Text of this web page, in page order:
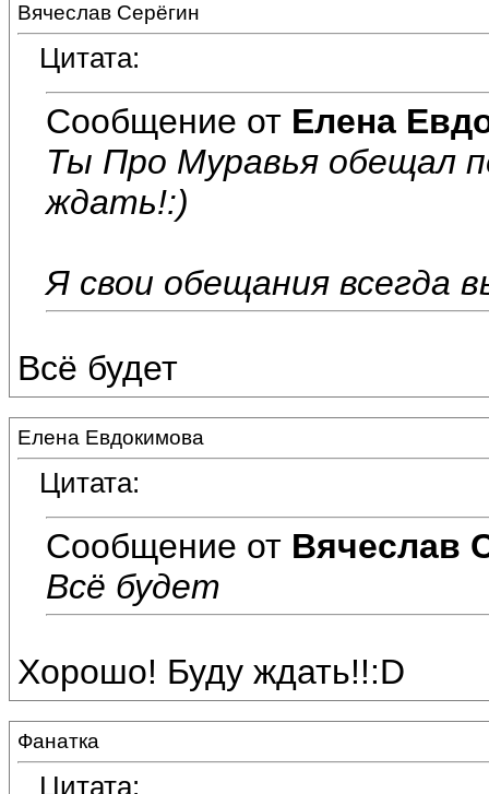
Вячеслав Серёгин
Цитата:
Сообщение от Елена
Ты Про Муравья обещал
ждать!:)
Я свои обещания всегда
Всё будет
Елена Евдокимова
Цитата:
Сообщение от Вячеслав
Всё будет
Хорошо! Буду ждать!!:D
Фанатка
Цитата: